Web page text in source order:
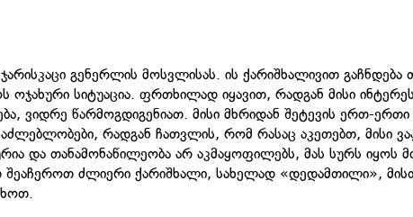
გენერლის მოსვლისას. ის ქარიშხალივით გაჩნდება
ოჯახური სიტუაცია. ფრთხილად იყავით, რადგან მისი
ვიდრე წარმოგდიგენიათ. მისი მხრიდან შეტევის ერთ-ერთი
რადგან ჩათვლის, რომ რასაც აკეთებთ, მისი
და თანამონაწილეობა არ აკმაყოფილებს, მას სურს იყოს
ძლიერი ქარიშხალი, სახელად «დედამთილი»,